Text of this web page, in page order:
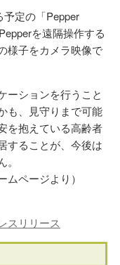
予定の「Pepper
を遠隔操作する
様子をカメラ映像で
ーションを行うこと
も、見守りまで可能
を抱えている高齢者
することが、今後は
ムページより）
スリリース